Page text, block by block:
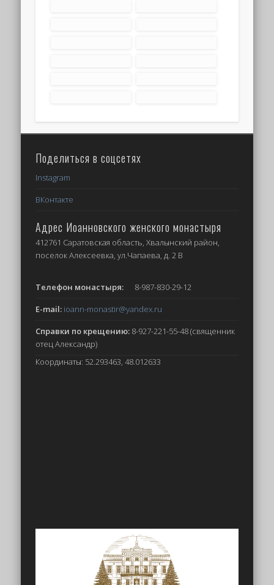
Поделиться в соцсетях
Instagram
ВКонтакте
Адрес Иоанновского женского монастыря
412761 Саратовская область, Хвалынский район,
поселок Алексеевка, ул.Чапаева, д. 2 В
Телефон монастыря:
8-987-830-29-12
E-mail: ioann-monastir@yandex.ru
Справки по крещению: 8-927-221-55-48 (священник
отец Александр)
Координаты: 52.293463, 48.012633